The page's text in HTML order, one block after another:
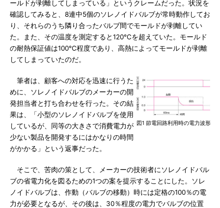
ールドが剥離してしまっている」というクレームだった。状況を
確認してみると、8連中5個のソレノイドバルブが常時動作してお
り、それらのうち隣り合ったバルブ間でモールドが剥離してい
た。また、その温度を測定すると120℃を超えていた。モールド
の耐熱保証値は100℃程度であり、高熱によってモールドが剥離
してしまっていたのだ。
図1 節電回路利用時の電力波形
筆者は、顧客への対応を迅速に行うた
めに、ソレノイドバルブのメーカーの開
発担当者と打ち合わせを行った。その結
果は、「小型のソレノイドバルブを使用
しているが、同等の大きさで消費電力が
少ない製品を開発するにはかなりの時間
がかかる」という返事だった。
そこで、苦肉の策として、メーカーの技術者にソレノイドバル
ブの省電力化を図るための1つの案を提示することにした。ソレ
ノイドバルブは、作動（バルブの移動）時には定格の100％の電
力が必要となるが、その後は、30％程度の電力でバルブの位置